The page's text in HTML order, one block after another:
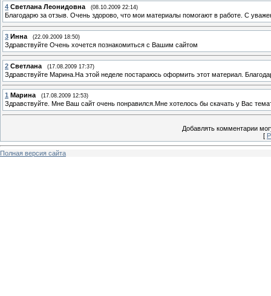
4 Светлана Леонидовна (08.10.2009 22:14)
Благодарю за отзыв. Очень здорово, что мои материалы помогают в работе. С
3 Инна (22.09.2009 18:50)
Здравствуйте Очень хочется познакомиться с Вашим сайтом
2 Светлана (17.08.2009 17:37)
Здравствуйте Марина.На этой неделе постараюсь оформить этот материал.
1 Марина (17.08.2009 12:53)
Здравствуйте. Мне Ваш сайт очень понравился.Мне хотелось бы скачать у Вас
Добавлять комментарии
[
Полная версия сайта